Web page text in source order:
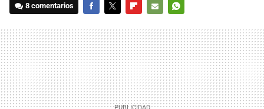
8 comentarios
MAIL